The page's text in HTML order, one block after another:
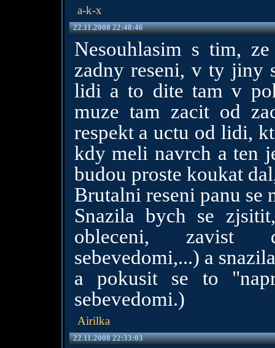
a-k-x
22.11.2008 22:48:46
Nesouhlasim s tim,
zadny reseni, v ty jiny
lidi a to dite tam v
muze tam zacit od
respekt a uctu od lidi,
kdy meli navrch a ten
budou proste koukat
Brutalni reseni panu se
Snazila bych se
obleceni, zavist
sebevedomi,...) a
a pokusit se to
sebevedomi.)
Airilka
22.11.2008 22:33:03